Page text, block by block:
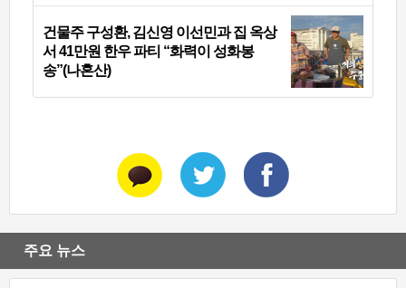
건물주 구성환, 김신영 이선민과 집 옥상
서 41만원 한우 파티 “화력이 성화봉
송”(나혼산)
주요 뉴스